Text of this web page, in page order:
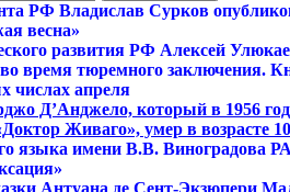
РФ Владислав Сурков
весна»
развития РФ Алексей
время тюремного заключения.
числах апреля
Д’Анджело, который в 1956
Живаго», умер в возрасте
языка имени В.В. Виноградова